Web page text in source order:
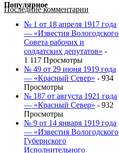
Последние комментарии
Популярное
№ 1 от 18 апреля 1917 года
— «Известия Вологодского
Совета рабочих и
солдатских депутатов» -
1 117 Просмотры
№ 49 от 29 июня 1919 года
— «Красный Север» - 934
Просмотры
№ 187 от августа 1921 года
— «Красный Север» - 932
Просмотры
№ 9 от 14 января 1919 года
— «Известия Вологодского
Губернского
Исполнительного